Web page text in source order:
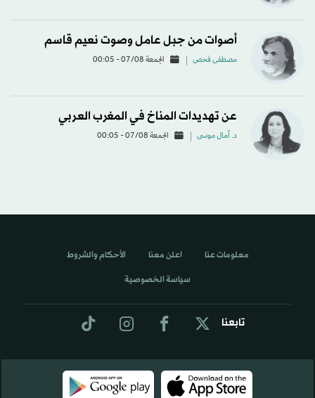
أصوات من جبل عامل وصوت نعيم قاسم
مصطفى فحص الجمعة 07/08 - 00:05
عن تهديدات المناخ في المغرب العربي
د. آمال موسى الجمعة 07/08 - 00:05
تابعنا
معلومات عنا اعلن معنا الأحكام والشروط
سياسة الخصوصية